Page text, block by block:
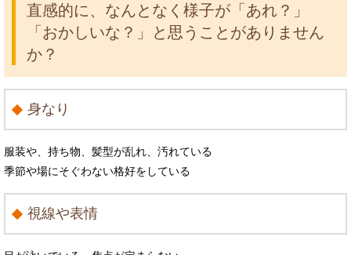
直感的に、なんとなく様子が「あれ？」
「おかしいな？」と思うことがありません
か？
身なり
服装や、持ち物、髪型が乱れ、汚れている
季節や場にそぐわない格好をしている
視線や表情